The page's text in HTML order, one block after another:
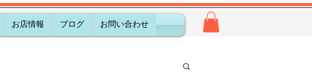
お店情報 ブログ お問い合わせ